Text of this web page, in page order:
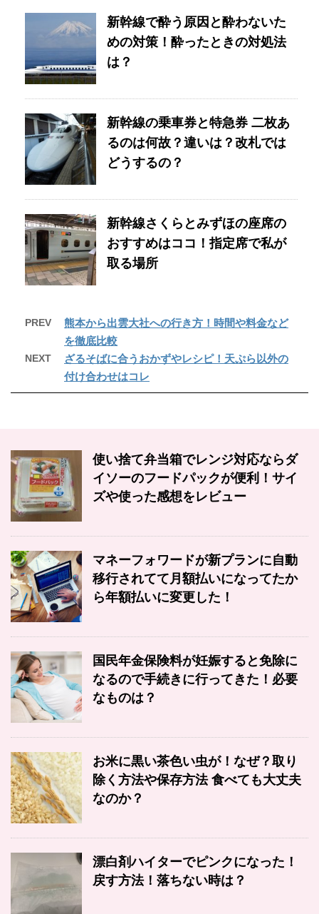
新幹線で酔う原因と酔わないた
めの対策！酔ったときの対処法
は？
新幹線の乗車券と特急券 二枚あ
るのは何故？違いは？改札では
どうするの？
新幹線さくらとみずほの座席の
おすすめはココ！指定席で私が
取る場所
PREV
熊本から出雲大社への行き方！時間や料金など
を徹底比較
NEXT
ざるそばに合うおかずやレシピ！天ぷら以外の
付け合わせはコレ
使い捨て弁当箱でレンジ対応ならダ
イソーのフードパックが便利！サイ
ズや使った感想をレビュー
マネーフォワードが新プランに自動
移行されてて月額払いになってたか
ら年額払いに変更した！
国民年金保険料が妊娠すると免除に
なるので手続きに行ってきた！必要
なものは？
お米に黒い茶色い虫が！なぜ？取り
除く方法や保存方法 食べても大丈夫
なのか？
漂白剤ハイターでピンクになった！
戻す方法！落ちない時は？